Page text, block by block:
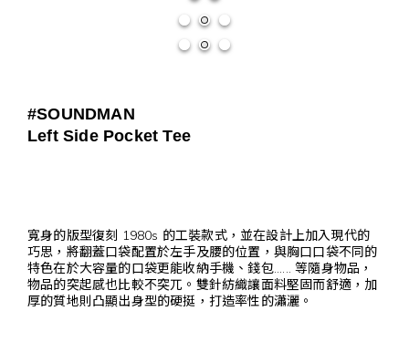
#SOUNDMAN
Left Side Pocket Tee
寬身的版型復刻 1980s 的工裝款式，並在設計上加入現代的
巧思，將翻蓋口袋配置於左手及腰的位置，與胸口口袋不同的
特色在於大容量的口袋更能收納手機、錢包...... 等隨身物品，
物品的突起感也比較不突兀。雙針紡織讓面料堅固而舒適，加
厚的質地則凸顯出身型的硬挺，打造率性的瀟灑。